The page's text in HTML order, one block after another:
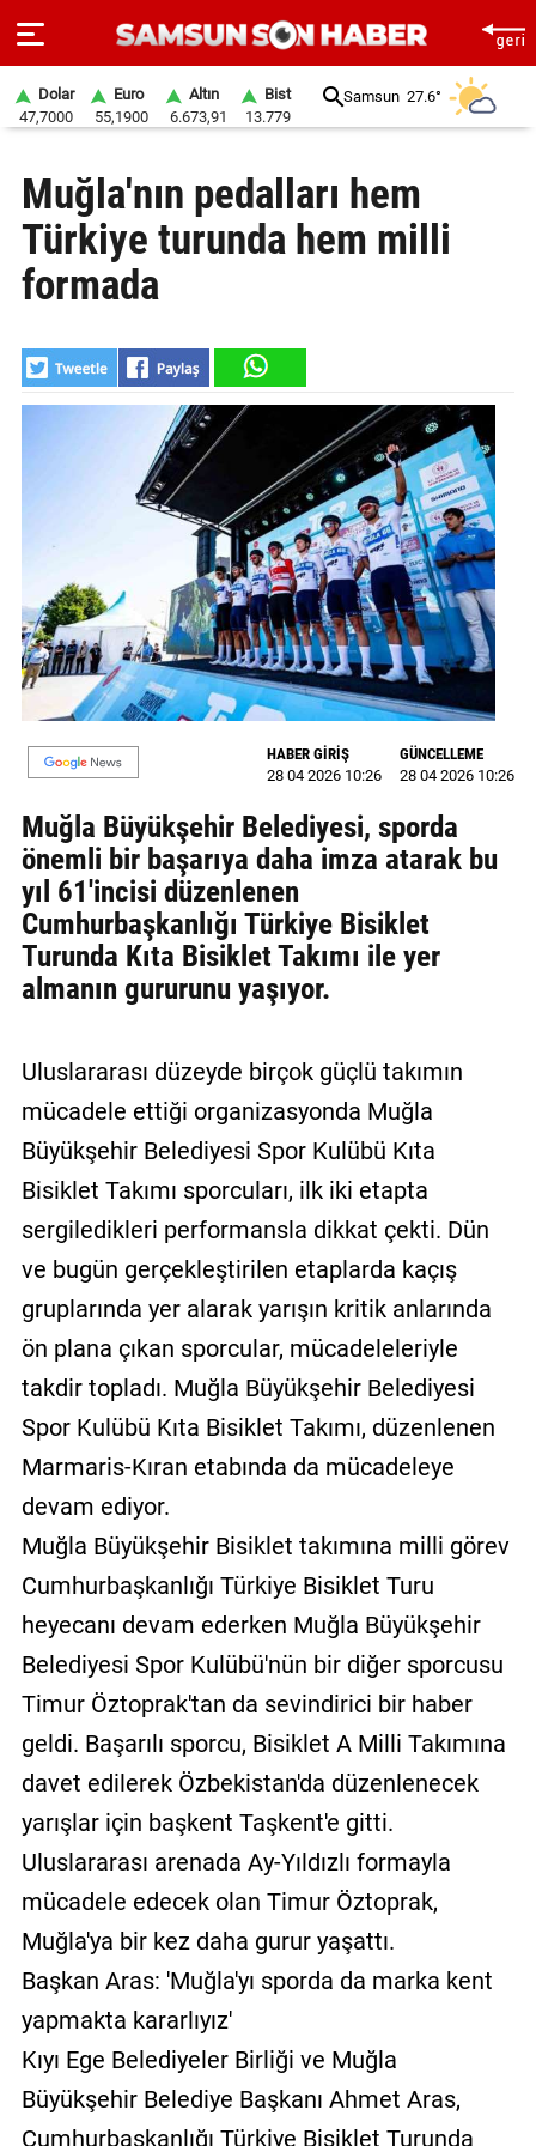
SAYFA
SAMSUN
HABER
GÜNDEM
MAGAZİN
GALERİ
VİDEO
BİZE
ULAŞIN
Künye
İletişim
Gizlilik
Politikası
Dolar
47,7000
Euro
55,1900
Altın
6.673,91
Bist
13.779
Samsun 27.6°
Muğla'nın pedalları hem
Türkiye turunda hem milli
formada
HABER GİRİŞ
28 04 2026 10:26
GÜNCELLEME
28 04 2026 10:26
Muğla Büyükşehir Belediyesi, sporda
önemli bir başarıya daha imza atarak bu
yıl 61'incisi düzenlenen
Cumhurbaşkanlığı Türkiye Bisiklet
Turunda Kıta Bisiklet Takımı ile yer
almanın gururunu yaşıyor.
Uluslararası düzeyde birçok güçlü takımın
mücadele ettiği organizasyonda Muğla
Büyükşehir Belediyesi Spor Kulübü Kıta
Bisiklet Takımı sporcuları, ilk iki etapta
sergiledikleri performansla dikkat çekti. Dün
ve bugün gerçekleştirilen etaplarda kaçış
gruplarında yer alarak yarışın kritik anlarında
ön plana çıkan sporcular, mücadeleleriyle
takdir topladı. Muğla Büyükşehir Belediyesi
Spor Kulübü Kıta Bisiklet Takımı, düzenlenen
Marmaris-Kıran etabında da mücadeleye
devam ediyor.
Muğla Büyükşehir Bisiklet takımına milli görev
Cumhurbaşkanlığı Türkiye Bisiklet Turu
heyecanı devam ederken Muğla Büyükşehir
Belediyesi Spor Kulübü'nün bir diğer sporcusu
Timur Öztoprak'tan da sevindirici bir haber
geldi. Başarılı sporcu, Bisiklet A Milli Takımına
davet edilerek Özbekistan'da düzenlenecek
yarışlar için başkent Taşkent'e gitti.
Uluslararası arenada Ay-Yıldızlı formayla
mücadele edecek olan Timur Öztoprak,
Muğla'ya bir kez daha gurur yaşattı.
Başkan Aras: 'Muğla'yı sporda da marka kent
yapmakta kararlıyız'
Kıyı Ege Belediyeler Birliği ve Muğla
Büyükşehir Belediye Başkanı Ahmet Aras,
Cumhurbaşkanlığı Türkiye Bisiklet Turunda